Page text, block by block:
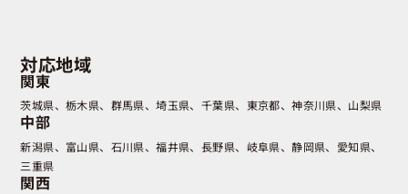
対応地域
関東
茨城県 栃木県 群馬県 埼玉県 千葉県 東京都 神奈川県 山梨県
中部
新潟県 富山県 石川県 福井県 長野県 岐阜県 静岡県
愛知県
三重県
関西